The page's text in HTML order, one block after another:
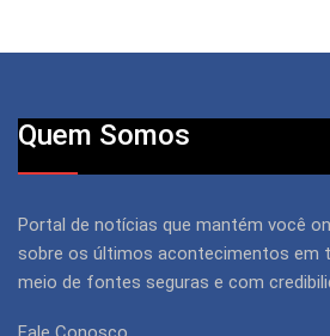
Quem Somos
Portal de notícias que mantém você
sobre os últimos acontecimentos em
meio de fontes seguras e com